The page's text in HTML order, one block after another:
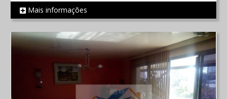
REF 715
Mais informações